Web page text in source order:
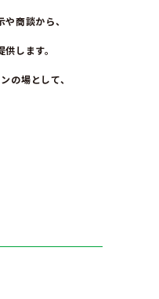
商談から、
します。
の場として、